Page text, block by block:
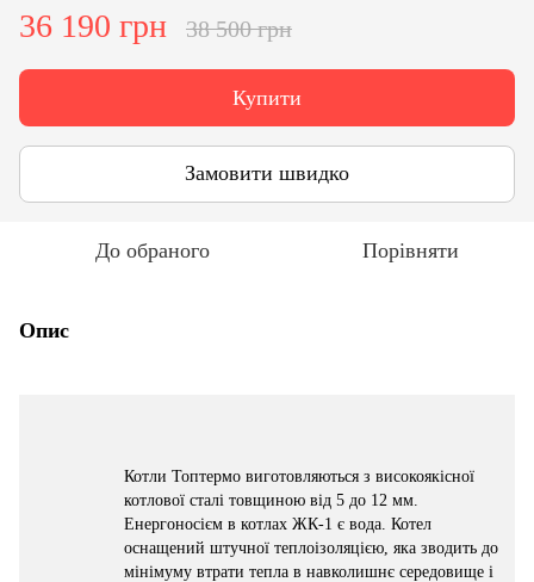
36 190 грн 38 500 грн
Купити
Замовити швидко
До обраного Порівняти
Опис
Котли Топтермо виготовляються з високоякісної
котлової сталі товщиною від 5 до 12 мм.
Енергоносієм в котлах ЖК-1 є вода. Котел
оснащений штучної теплоізоляцією, яка зводить до
мінімуму втрати тепла в навколишнє середовище і